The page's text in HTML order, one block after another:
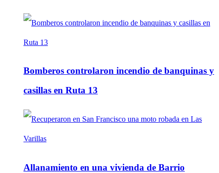
Bomberos controlaron incendio de banquinas y
casillas en Ruta 13
Allanamiento en una vivienda de Barrio